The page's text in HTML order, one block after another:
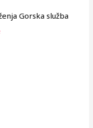
Gorska služba